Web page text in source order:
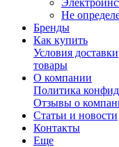
Не
Бренды
Как купить
Условия доставки
товары
О компании
Политика
Отзывы о
Статьи и новости
Контакты
Еще